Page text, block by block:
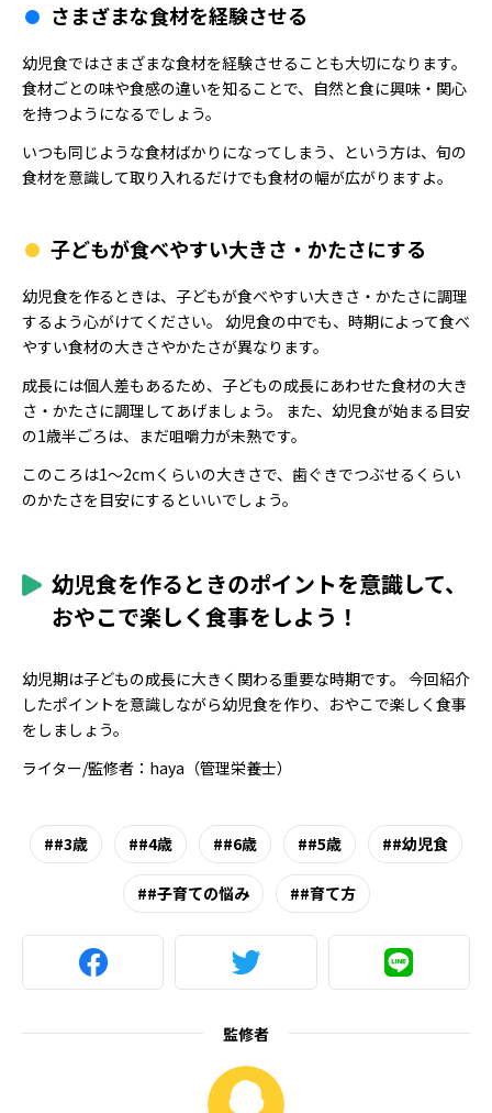
さまざまな食材を経験させる
幼児食ではさまざまな食材を経験させることも大切になります。
食材ごとの味や食感の違いを知ることで、自然と食に興味・関心
を持つようになるでしょう。
いつも同じような食材ばかりになってしまう、という方は、旬の
食材を意識して取り入れるだけでも食材の幅が広がりますよ。
子どもが食べやすい大きさ・かたさにする
幼児食を作るときは、子どもが食べやすい大きさ・かたさに調理
するよう心がけてください。 幼児食の中でも、時期によって食べ
やすい食材の大きさやかたさが異なります。
成長には個人差もあるため、子どもの成長にあわせた食材の大き
さ・かたさに調理してあげましょう。 また、幼児食が始まる目安
の1歳半ごろは、まだ咀嚼力が未熟です。
このころは1〜2cmくらいの大きさで、歯ぐきでつぶせるくらい
のかたさを目安にするといいでしょう。
幼児食を作るときのポイントを意識して、
おやこで楽しく食事をしよう！
幼児期は子どもの成長に大きく関わる重要な時期です。 今回紹介
したポイントを意識しながら幼児食を作り、おやこで楽しく食事
をしましょう。
ライター/監修者：haya（管理栄養士）
#3歳 #4歳 #6歳 #5歳 #幼児食
#子育ての悩み #育て方
監修者